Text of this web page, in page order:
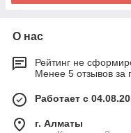
О нас
Рейтинг не
Менее 5 отзывов за
Работает с
г. Алматы